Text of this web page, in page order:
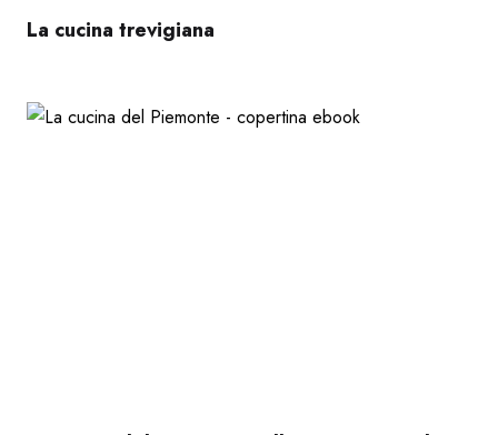
La cucina trevigiana